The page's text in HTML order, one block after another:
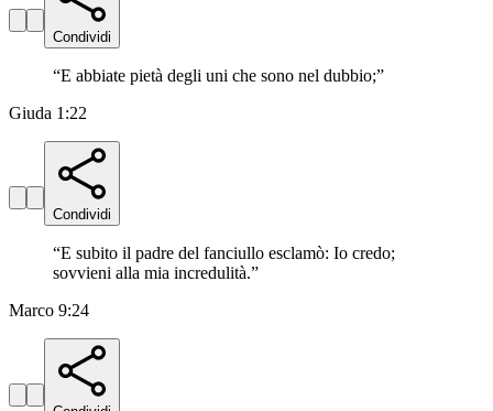
Condividi
“E abbiate pietà degli uni che sono nel dubbio;”
Giuda 1:22
Condividi
“E subito il padre del fanciullo esclamò: Io credo;
sovvieni alla mia incredulità.”
Marco 9:24